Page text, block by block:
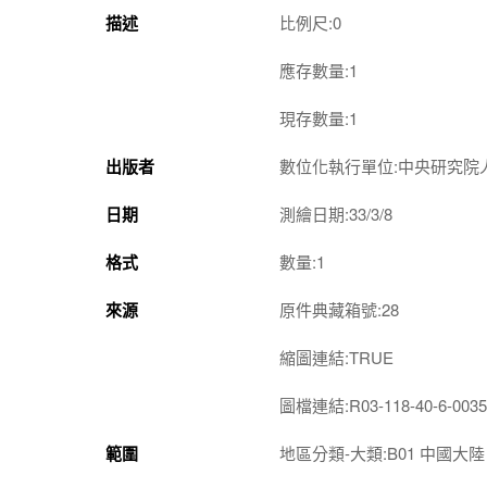
描述 比例尺:0
應存數量:1
現存數量:1
出版者 數位化執行單位:中央研究
日期 測繪日期:33/3/8
格式 數量:1
來源 原件典藏箱號:28
縮圖連結:TRUE
圖檔連結:R03-118-40-6-0035
範圍 地區分類-大類:B01 中國大陸